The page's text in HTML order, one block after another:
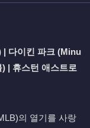
| 다이킨 파크 (Minu
| 휴스턴 애스트로
의 열기를 사랑